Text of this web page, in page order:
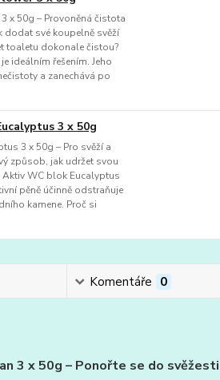
x 50g – Provoněná čistota
dodat své koupelně svěží
toaletu dokonale čistou?
ideálním řešením. Jeho
a zanechává po
3 x 50g
3 x 50g – Pro svěží a
způsob, jak udržet svou
WC blok Eucalyptus
pěně účinně odstraňuje
kamene. Proč si
Komentáře 0
3 x 50g – Ponořte se do